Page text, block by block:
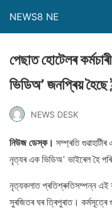
NEWS8 NE
পেছাত হােটেলৰ
ভিডিঅ’ জনপ্ৰিয় হৈছে
NEWS DESK
নিউজ ডেস্ক। সম্প্ৰতি
নৃত্যৰ এক ভিডিঅ’ ভাইৰেল হৈ
নৃত্যকলাত প্ৰতিশ্ৰুতিসম্পন্ন এই
সুৰজিতৰ ঘৰ ত্ৰিপুৰাত। কৰ্মসূত্ৰে